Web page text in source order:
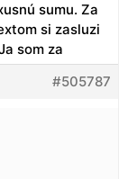
sumu. Za
si zasluzi
som za
#505787